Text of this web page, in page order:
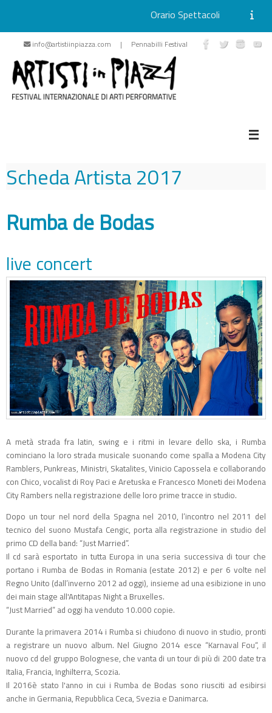
Vai
contenuto
Orario Spettacoli
info@artistiinpiazza.com | Pennabilli Festival
Scheda Artista2017
Rumba de Bodas
live concert
A metà strada fra latin, swing e i ritmi in levare dello ska, i Rumba
cominciano la loro strada musicale suonando come spalla a Modena City
Ramblers, Punkreas, Ministri, Skatalites, Vinicio Capossela e collaborando
con Chico, vocalist di Roy Paci e Aretuska e Francesco Moneti dei Modena
City Rambers nella registrazione delle loro prime tracce in studio.
Dopo un tour nel nord della Spagna nel 2010, l’incontro nel 2011 del
tecnico del suono Mustafa Cengic, porta alla registrazione in studio del
primo CD della band: “Just Married”.
Il cd sarà esportato in tutta Europa in una seria successiva di tour che
portano i Rumba de Bodas in Romania (estate 2012) e per 6 volte nel
Regno Unito (dall’inverno 2012 ad oggi), insieme ad una esibizione in uno
dei main stage all'Antitapas Night a Bruxelles.
“Just Married” ad oggi ha venduto 10.000 copie.
Durante la primavera 2014 i Rumba si chiudono di nuovo in studio, pronti
a registrare un nuovo album. Nel Giugno 2014 esce “Karnaval Fou“, il
nuovo cd del gruppo Bolognese, che vanta di un tour di più di 200 date tra
Italia, Francia, Inghilterra, Scozia.
Il 2016è stato l'anno in cui i Rumba de Bodas sono riusciti ad esibirsi
anche in Germania, Repubblica Ceca, Svezia e Danimarca.